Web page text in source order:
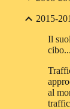
2015-
Il
al